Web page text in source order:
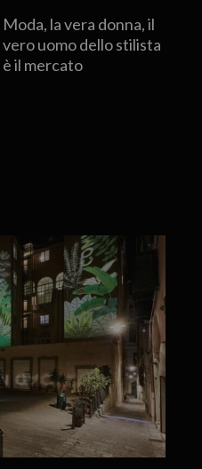
Moda, la vera donna, il
vero uomo dello stilista
è il mercato